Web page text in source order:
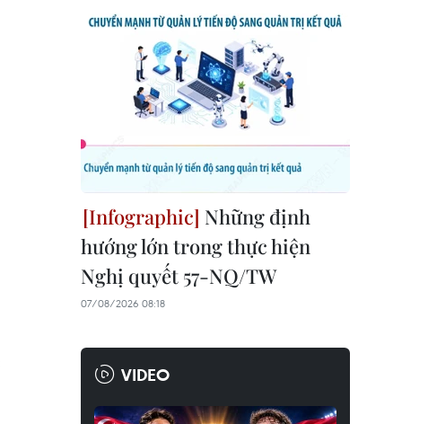
Những định
hướng lớn trong thực hiện
Nghị quyết 57-NQ/TW
07/08/2026 08:18
VIDEO